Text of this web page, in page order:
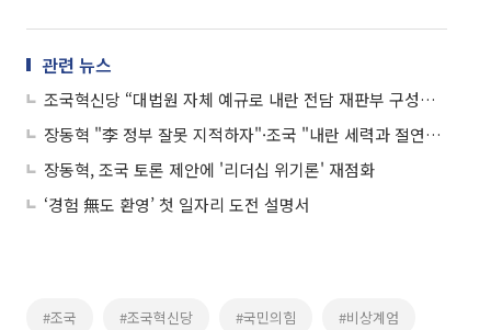
관련 뉴스
조국혁신당 “대법원 자체 예규로 내란 전담 재판부 구성하라”
장동혁 "李 정부 잘못 지적하자"·조국 "내란 세력과 절연해야"…국힘·조국당 첫 회동
장동혁, 조국 토론 제안에 '리더십 위기론' 재점화
‘경험 無도 환영’ 첫 일자리 도전 설명서
#조국 #조국혁신당 #국민의힘 #비상계엄